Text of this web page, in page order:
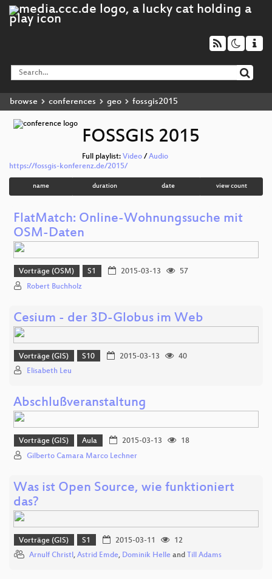
browse conferences geo fossgis2015
FOSSGIS 2015
Full playlist: Video / Audio
https://fossgis-konferenz.de/2015/
name duration date view count
FlatMatch: Online-Wohnungssuche mit
OSM-Daten
Vorträge (OSM) S1 2015-03-13
57
Robert Buchholz
Cesium - der 3D-Globus im Web
Vorträge (GIS) S10 2015-03-13
40
Elisabeth Leu
Abschlußveranstaltung
Vorträge (GIS) Aula 2015-03-13
18
Gilberto Camara Marco Lechner
Was ist Open Source, wie funktioniert
das?
Vorträge (GIS) S1 2015-03-11
12
Arnulf Christl, Astrid Emde, Dominik Helle and Till Adams